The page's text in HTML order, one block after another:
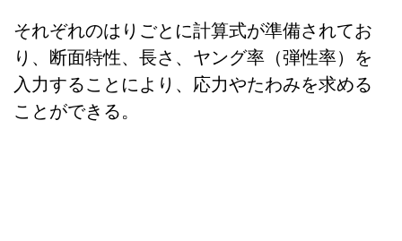
それぞれのはりごとに計算式が準備されてお
り、断面特性、長さ、ヤング率（弾性率）を
入力することにより、応力やたわみを求める
ことができる。